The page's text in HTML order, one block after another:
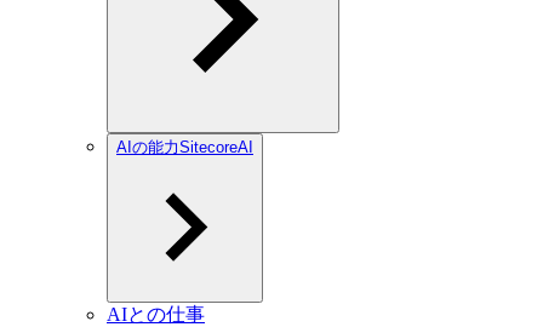
AIの能力SitecoreAI
AIとの仕事